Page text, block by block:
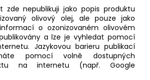
zde nepublikuji jako popis produktu
olivový olej, ale pouze jako
o ozonizovaném olivovém
a lze je vyhledat pomocí
Jazykovou barieru publikací
pomocí volně dostupných
na internetu (např. Google